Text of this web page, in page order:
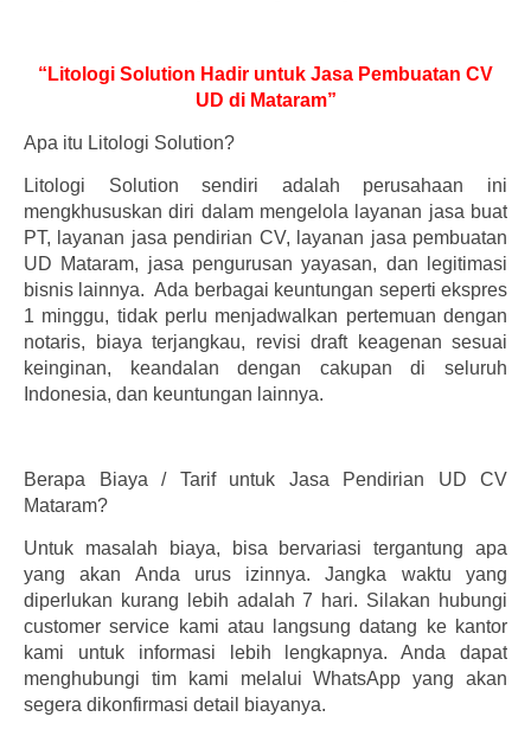
“Litologi Solution Hadir untuk Jasa Pembuatan CV
UD di Mataram”
Apa itu Litologi Solution?
Litologi Solution sendiri adalah perusahaan ini
mengkhususkan diri dalam mengelola layanan jasa buat
PT, layanan jasa pendirian CV, layanan jasa pembuatan
UD Mataram, jasa pengurusan yayasan, dan legitimasi
bisnis lainnya. Ada berbagai keuntungan seperti ekspres
1 minggu, tidak perlu menjadwalkan pertemuan dengan
notaris, biaya terjangkau, revisi draft keagenan sesuai
keinginan, keandalan dengan cakupan di seluruh
Indonesia, dan keuntungan lainnya.
Berapa Biaya / Tarif untuk Jasa Pendirian UD CV
Mataram?
Untuk masalah biaya, bisa bervariasi tergantung apa
yang akan Anda urus izinnya. Jangka waktu yang
diperlukan kurang lebih adalah 7 hari. Silakan hubungi
customer service kami atau langsung datang ke kantor
kami untuk informasi lebih lengkapnya. Anda dapat
menghubungi tim kami melalui WhatsApp yang akan
segera dikonfirmasi detail biayanya.